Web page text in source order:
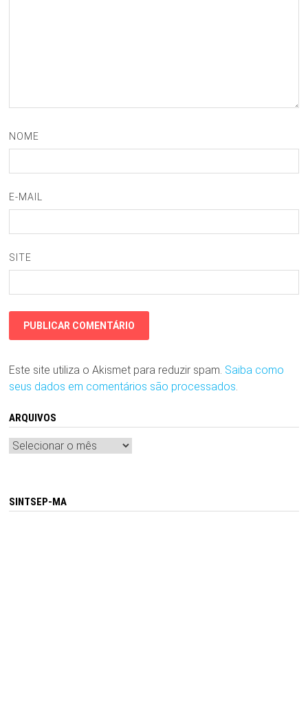
NOME
E-MAIL
SITE
Este site utiliza o Akismet para reduzir spam. Saiba como
seus dados em comentários são processados.
ARQUIVOS
Arquivos
SINTSEP-MA